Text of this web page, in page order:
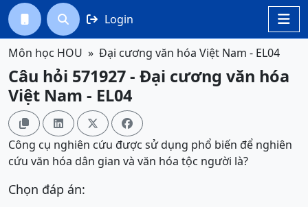

  Login
Môn học HOU Đại cương văn hóa Việt Nam - EL04
Câu hỏi 571927 - Đại cương văn hóa
Việt Nam - EL04
   
Công cụ nghiên cứu được sử dụng phổ biến để nghiên
cứu văn hóa dân gian và văn hóa tộc người là?
Chọn đáp án: